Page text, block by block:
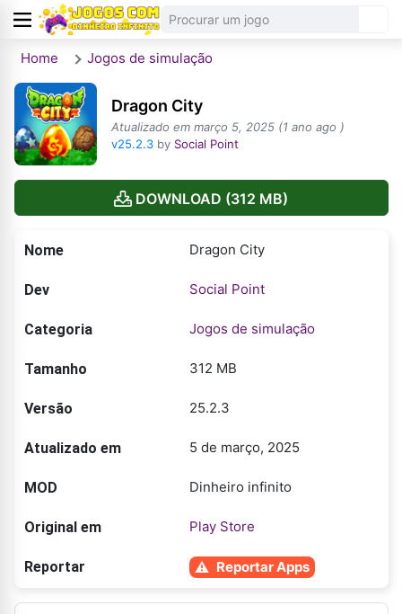
Home Jogos de simulação
Dragon City
Atualizado em março 5, 2025 (1 ano ago )
v25.2.3 by Social Point
DOWNLOAD (312 MB)
Nome Dragon City
Dev Social Point
Categoria Jogos de simulação
Tamanho 312 MB
Versão 25.2.3
Atualizado em 5 de março, 2025
MOD Dinheiro infinito
Original em Play Store
Reportar Reportar Apps